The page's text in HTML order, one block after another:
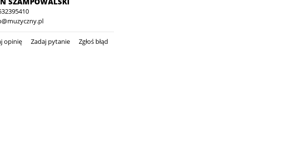
opinię Zadaj pytanie Zgłoś błąd